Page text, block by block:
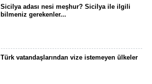
Sicilya adası nesi meşhur? Sicilya ile ilgili
bilmeniz gerekenler...
Türk vatandaşlarından vize istemeyen ülkeler